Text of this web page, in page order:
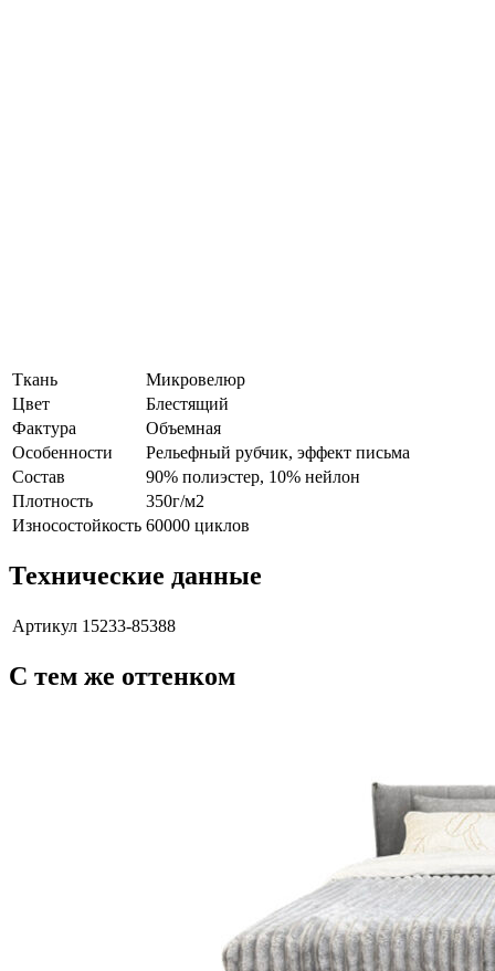
Ткань
Микровелюр
Цвет
Блестящий
Фактура
Объемная
Особенности
Рельефный рубчик, эффект письма
Состав
90% полиэстер, 10% нейлон
Плотность
350г/м2
Износостойкость 60000 циклов
Технические данные
Артикул 15233-85388
С тем же оттенком